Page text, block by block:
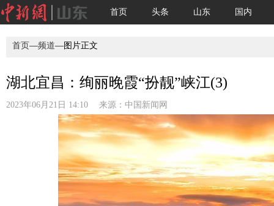
首页 头条 山东 国内
首页—频道—图片正文
湖北宜昌：绚丽晚霞“扮靓”峡江(3)
2023年06月21日 14:10 来源： 中国新闻网